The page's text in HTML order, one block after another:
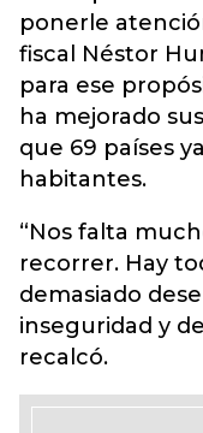
ponerle
fiscal Néstor
para ese
ha mejorado
que 69 países
habitantes.
“Nos falta
recorrer. Hay
demasiado
inseguridad y
recalcó.